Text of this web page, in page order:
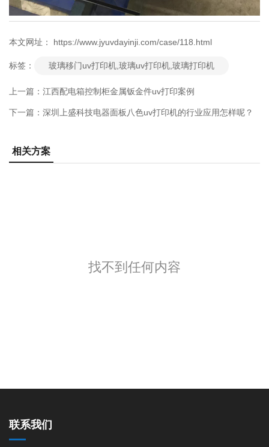
本文网址： https://www.jyuvdayinji.com/case/118.html
标签： 玻璃移门uv打印机,玻璃uv打印机,玻璃打印机
上一篇： 江西配电箱控制柜金属钣金件uv打印案例
下一篇： 深圳上盛科技电器面板八色uv打印机的行业应用怎样呢？
相关方案
找不到任何内容
联系我们